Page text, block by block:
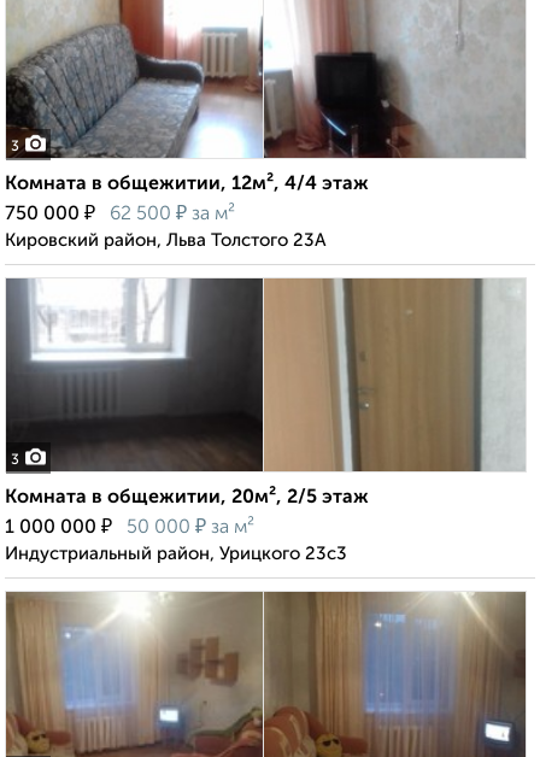
3
Комната в общежитии, 12м², 4/4 этаж
750 000 ₽ 62 500 ₽ за м²
Кировский район, Льва Толстого 23А
3
Комната в общежитии, 20м², 2/5 этаж
1 000 000 ₽ 50 000 ₽ за м²
Индустриальный район, Урицкого 23с3